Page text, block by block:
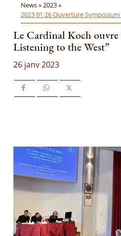
News »2023 »
2023 01 26 Ouverture
Le Cardinal Koch ouvre
Listening to the West”
26 janv 2023